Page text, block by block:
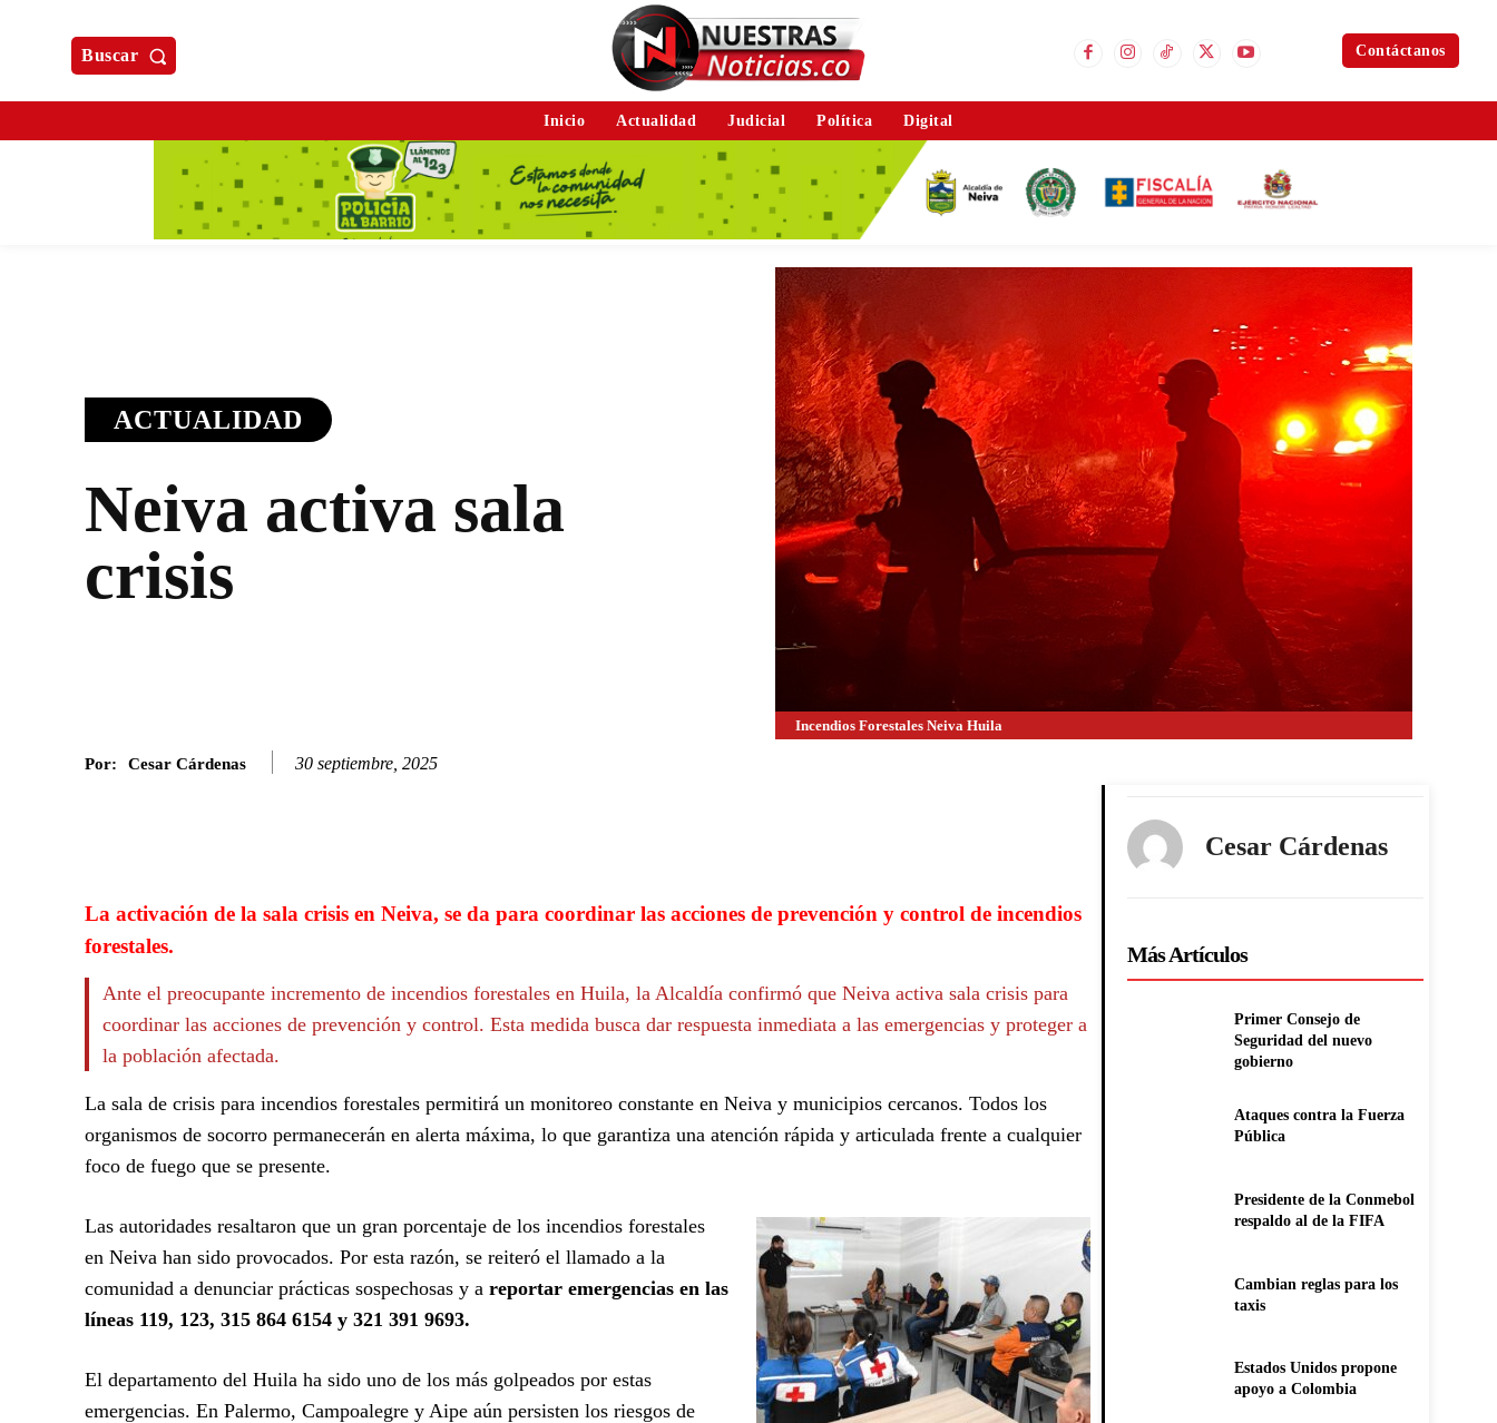
Buscar Contáctanos
Inicio Actualidad Judicial Política Digital
ACTUALIDAD
Neiva activa sala
crisis
Incendios Forestales Neiva Huila
Por: Cesar Cárdenas 30 septiembre, 2025
La activación de la sala crisis en Neiva, se da para coordinar las acciones de prevención y control de incendios
forestales.
Ante el preocupante incremento de incendios forestales en Huila, la Alcaldía confirmó que Neiva activa sala crisis para
coordinar las acciones de prevención y control. Esta medida busca dar respuesta inmediata a las emergencias y proteger a
la población afectada.
La sala de crisis para incendios forestales permitirá un monitoreo constante en Neiva y municipios cercanos. Todos los
organismos de socorro permanecerán en alerta máxima, lo que garantiza una atención rápida y articulada frente a cualquier
foco de fuego que se presente.
Las autoridades resaltaron que un gran porcentaje de los incendios forestales
en Neiva han sido provocados. Por esta razón, se reiteró el llamado a la
comunidad a denunciar prácticas sospechosas y a reportar emergencias en las
líneas 119, 123, 315 864 6154 y 321 391 9693.
El departamento del Huila ha sido uno de los más golpeados por estas
emergencias. En Palermo, Campoalegre y Aipe aún persisten los riesgos de
Cesar Cárdenas
Más Artículos
Primer Consejo de
Seguridad del nuevo
gobierno
Ataques contra la Fuerza
Pública
Presidente de la Conmebol
respaldo al de la FIFA
Cambian reglas para los
taxis
Estados Unidos propone
apoyo a Colombia